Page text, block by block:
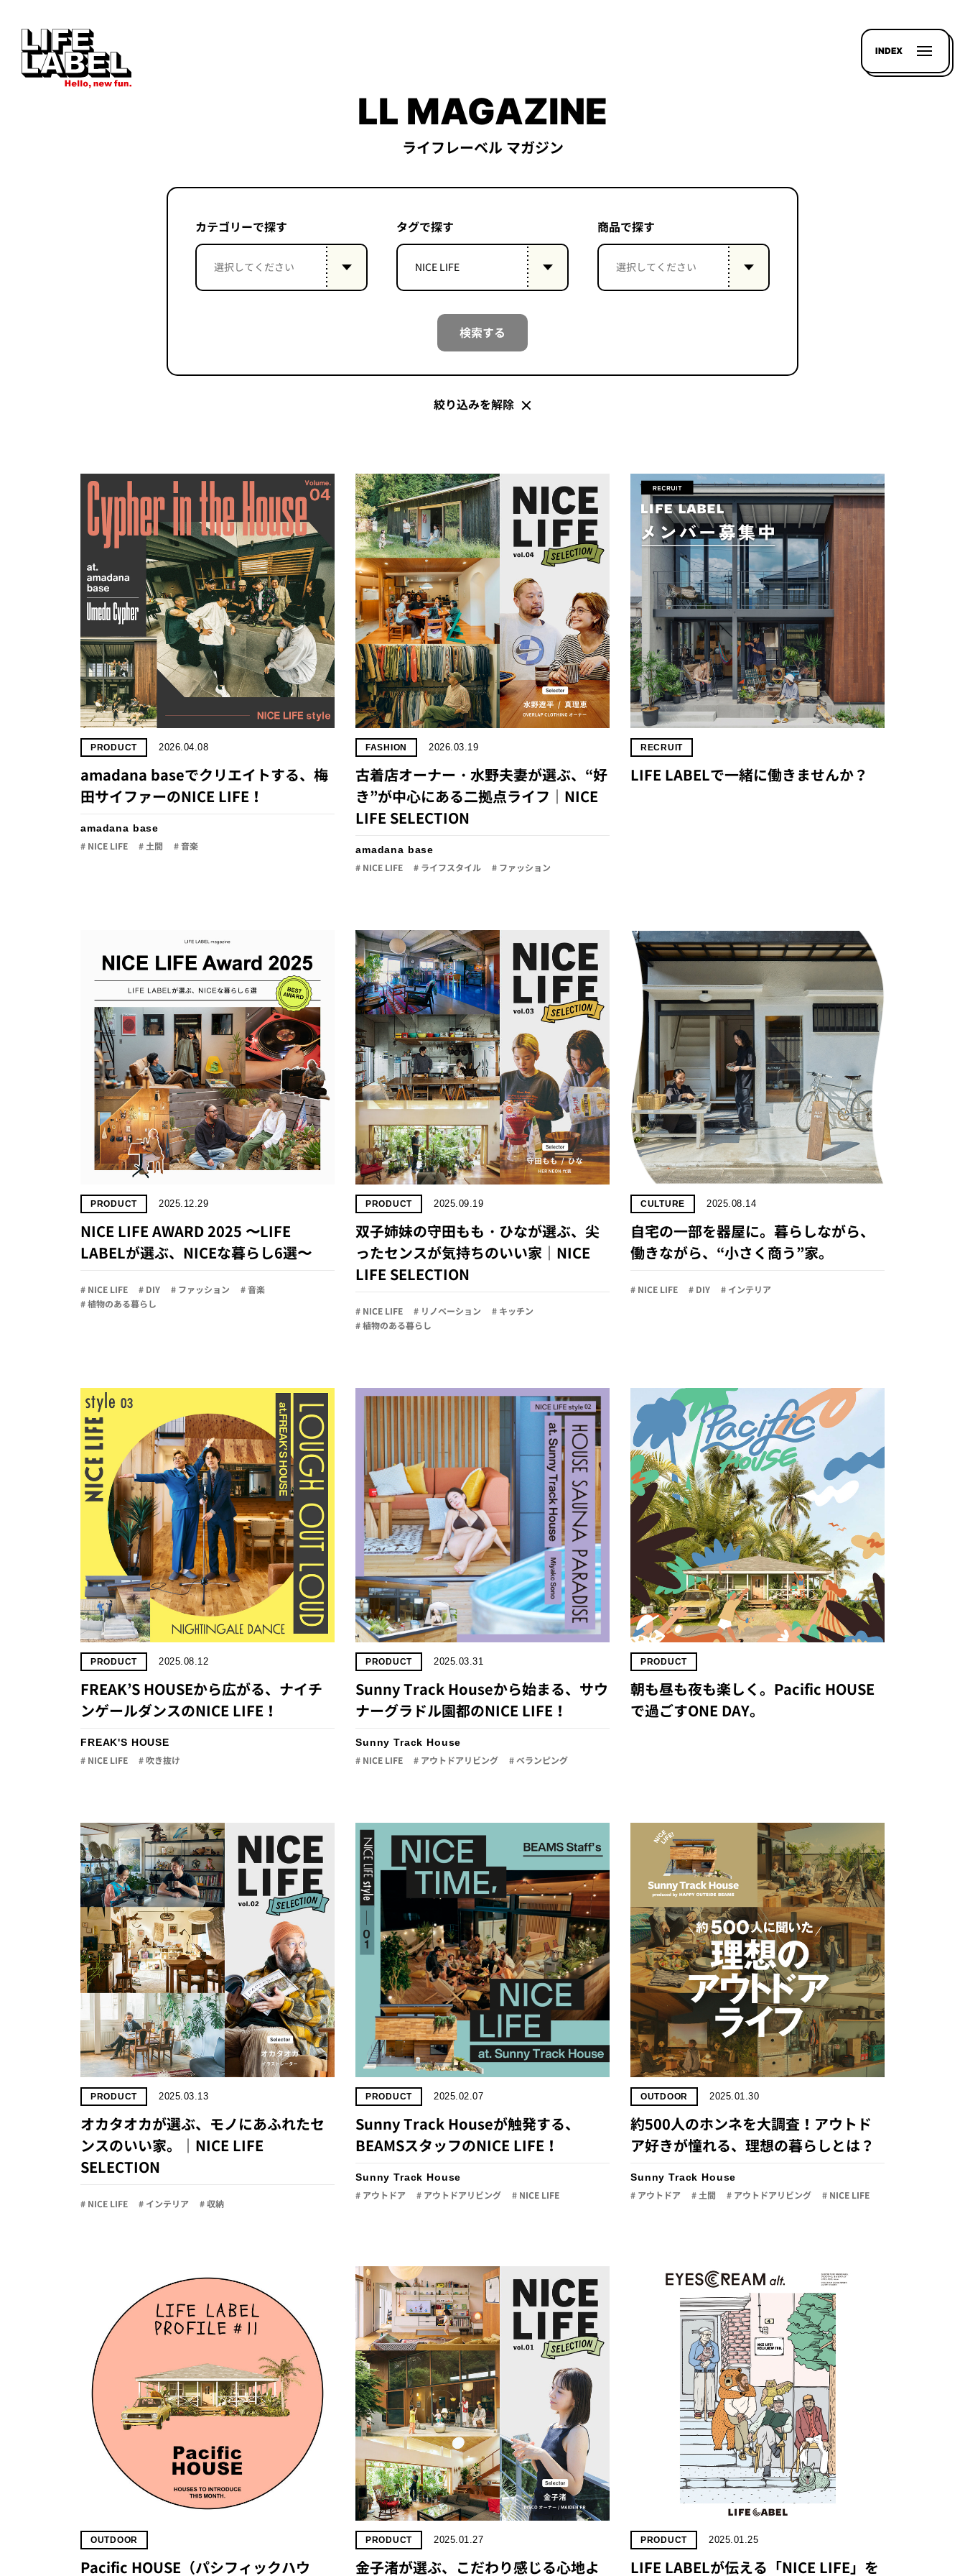
INDEX
LL MAGAZINE
ライフレーベル マガジン
カテゴリーで探す タグで探す
NICE LIFE
商品で探す
検索する
絞り込みを解除
PRODUCT 2026.04.08
amadana baseでクリエイトする、梅
田サイファーのNICE LIFE！
amadana base
# NICE LIFE # 土間 # 音楽
FASHION 2026.03.19
古着店オーナー・水野夫妻が選ぶ、“好
き”が中心にある二拠点ライフ｜NICE
LIFE SELECTION
amadana base
# NICE LIFE # ライフスタイル # ファッション
RECRUIT
LIFE LABELで一緒に働きませんか？
PRODUCT 2025.12.29
NICE LIFE AWARD 2025 〜LIFE
LABELが選ぶ、NICEな暮らし6選〜
# NICE LIFE # DIY # ファッション
# 音楽
# 植物のある暮らし
PRODUCT 2025.09.19
双子姉妹の守田もも・ひなが選ぶ、尖
ったセンスが気持ちのいい家｜NICE
LIFE SELECTION
# NICE LIFE # リノベーション
# キッチン
# 植物のある暮らし
CULTURE 2025.08.14
自宅の一部を器屋に。暮らしながら、
働きながら、“小さく商う”家。
# NICE LIFE # DIY # インテリア
PRODUCT 2025.08.12
FREAK’S HOUSEから広がる、ナイチ
ンゲールダンスのNICE LIFE！
FREAK'S HOUSE
# NICE LIFE # 吹き抜け
PRODUCT 2025.03.31
Sunny Track Houseから始まる、サウ
ナーグラドル園都のNICE LIFE！
Sunny Track House
# NICE LIFE # アウトドアリビング # ベランピング
PRODUCT
朝も昼も夜も楽しく。Pacific HOUSE
で過ごすONE DAY。
PRODUCT 2025.03.13
オカタオカが選ぶ、モノにあふれたセ
ンスのいい家。｜NICE LIFE
SELECTION
# NICE LIFE # インテリア # 収納
PRODUCT 2025.02.07
Sunny Track Houseが触発する、
BEAMSスタッフのNICE LIFE！
Sunny Track House
# アウトドア # アウトドアリビング # NICE LIFE
OUTDOOR 2025.01.30
約500人のホンネを大調査！アウトド
ア好きが憧れる、理想の暮らしとは？
Sunny Track House
# アウトドア # 土間 # アウトドアリビング # NICE LIFE
OUTDOOR
Pacific HOUSE（パシフィックハウ
PRODUCT 2025.01.27
金子渚が選ぶ、こだわり感じる心地よ
PRODUCT 2025.01.25
LIFE LABELが伝える「NICE LIFE」を